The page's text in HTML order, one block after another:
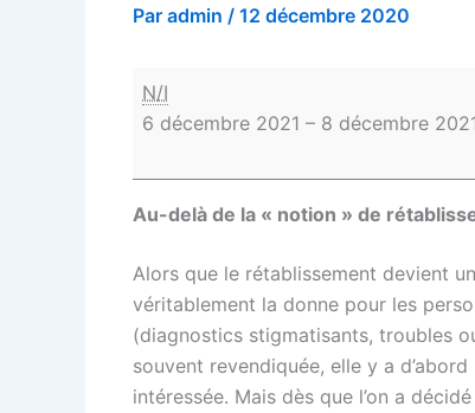
Par admin / 12 décembre 2020
N/I
6 décembre 2021 – 8 décembre
Au-delà de la « notion » de
Alors que le rétablissement devient
véritablement la donne pour les
(diagnostics stigmatisants, troubles
souvent revendiquée, elle y a
intéressée. Mais dès que l’on a